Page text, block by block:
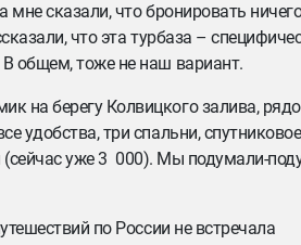
сказали, что бронировать
что эта турбаза –
В общем, тоже не наш вариант.
на берегу Колвицкого залива,
удобства, три спальни,
(сейчас уже 3 000). Мы подумали-
по России не встречала